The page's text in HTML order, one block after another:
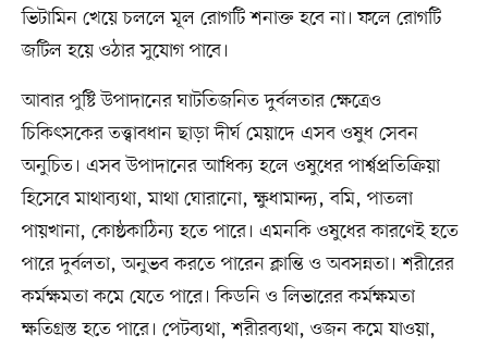
ভিটামিন খেয়ে চললে মূল রোগটি শনাক্ত হবে না। ফলে রোগটি
জটিল হয়ে ওঠার সুযোগ পাবে।
আবার পুষ্টি উপাদানের ঘাটতিজনিত দুর্বলতার ক্ষেত্রেও
চিকিৎসকের তত্ত্বাবধান ছাড়া দীর্ঘ মেয়াদে এসব ওষুধ সেবন
অনুচিত। এসব উপাদানের আধিক্য হলে ওষুধের পার্শ্বপ্রতিক্রিয়া
হিসেবে মাথাব্যথা, মাথা ঘোরানো, ক্ষুধামান্দ্য, বমি, পাতলা
পায়খানা, কোষ্ঠকাঠিন্য হতে পারে। এমনকি ওষুধের কারণেই হতে
পারে দুর্বলতা, অনুভব করতে পারেন ক্লান্তি ও অবসন্নতা। শরীরের
কর্মক্ষমতা কমে যেতে পারে। কিডনি ও লিভারের কর্মক্ষমতা
ক্ষতিগ্রস্ত হতে পারে। পেটব্যথা, শরীরব্যথা, ওজন কমে যাওয়া,